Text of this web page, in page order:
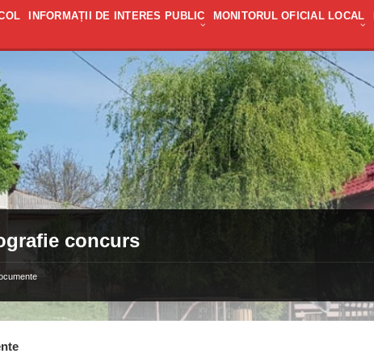
INFORMAȚII DE INTERES PUBLIC MONITORUL OFICIAL LOCAL
concurs